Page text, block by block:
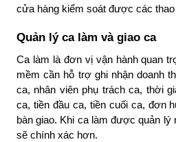
cửa hàng kiểm soát được các
Quản lý ca làm và giao ca
Ca làm là đơn vị vận hành quan
mềm cần hỗ trợ ghi nhận doanh
ca, nhân viên phụ trách ca, thời
ca, tiền đầu ca, tiền cuối ca, đơn
bàn giao. Khi ca làm được quản lý
sẽ chính xác hơn.